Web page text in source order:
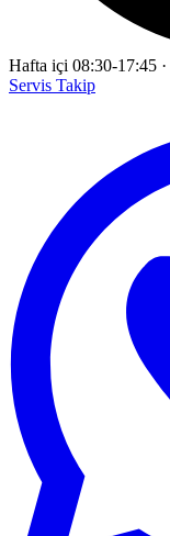
Hafta içi 08:30-17:45 ·
Servis Takip